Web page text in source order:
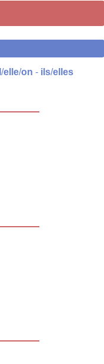
/elle/on - ils/elles